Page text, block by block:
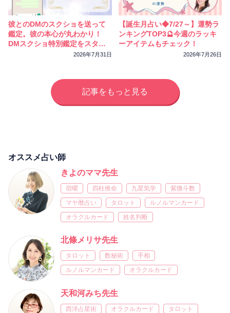
彼とのDMのスクショを送って
鑑定。彼の本心が丸わかり！
DMスクショ特別鑑定をスター
2026年7月31日
【誕生月占い◆7/27～】運勢ラ
ンキングTOP3🔮今週のラッキ
ーアイテムもチェック！
2026年7月26日
記事をもっと見る
オススメ占い師
きよのママ先生
宿曜 四柱推命 九星気学
紫微斗数
マヤ暦占い
タロット
ルノルマンカード
オラクルカード
姓名判断
北條メリサ先生
タロット 数秘術
手相
ルノルマンカード
オラクルカード
天和河みち先生
西洋占星術 オラクルカード タロット